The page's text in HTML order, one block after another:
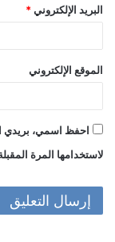
البريد الإلكتروني *
الموقع الإلكتروني
احفظ اسمي، بريدي
لاستخدامها المرة